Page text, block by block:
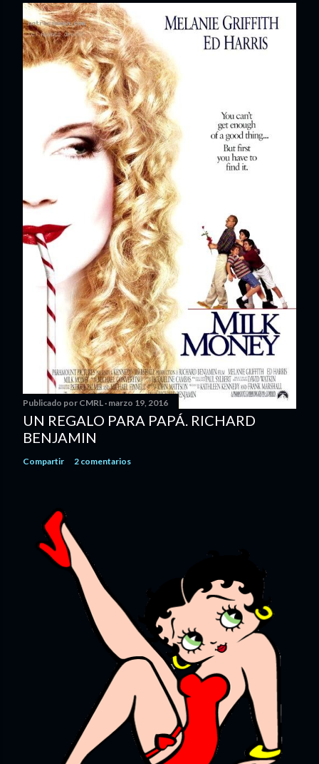
Publicado por CMRL marzo 19, 2016
UN REGALO PARA PAPÁ. RICHARD
BENJAMIN
Compartir 2 comentarios